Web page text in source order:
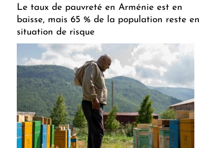
Le taux de pauvreté en Arménie est en
baisse, mais 65 % de la population reste en
situation de risque